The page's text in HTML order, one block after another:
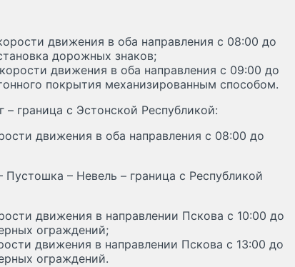
движения в оба направления с 08:00 до
дорожных знаков;
движения в оба направления с 09:00 до
покрытия механизированным способом.
граница с Эстонской Республикой:
движения в оба направления с 08:00 до
– Невель – граница с Республикой
движения в направлении Пскова с 10:00 до
ограждений;
движения в направлении Пскова с 13:00 до
ограждений.